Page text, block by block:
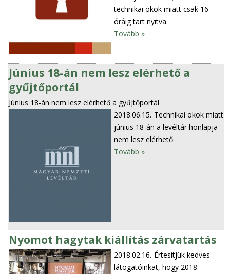
technikai okok miatt csak 16
óráig tart nyitva.
Tovább »
Június 18-án nem lesz elérhető a
gyűjtőportál
Június 18-án nem lesz elérhető a gyűjtőportál
2018.06.15. Technikai okok miatt
június 18-án a levéltár honlapja
nem lesz elérhető.
Tovább »
Nyomot hagytak kiállítás zárvatartás
2018.02.16. Értesítjük kedves
látogatóinkat, hogy 2018.